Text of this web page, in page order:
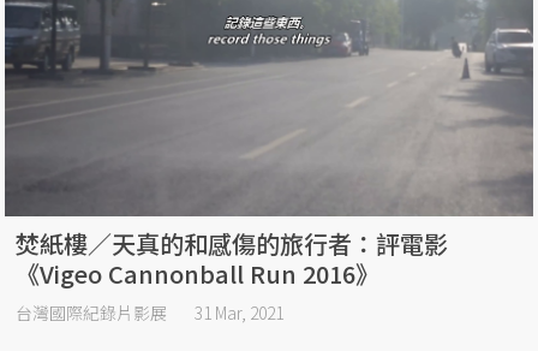
焚紙樓／天真的和感傷的旅行者：評電影
《Vigeo Cannonball Run 2016》
台灣國際紀錄片影展 31 Mar, 2021